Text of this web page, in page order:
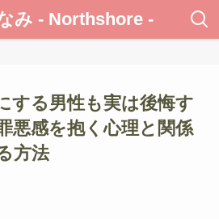
み - Northshore -
する男性も実は後悔す
悪感を抱く心理と関係
方法